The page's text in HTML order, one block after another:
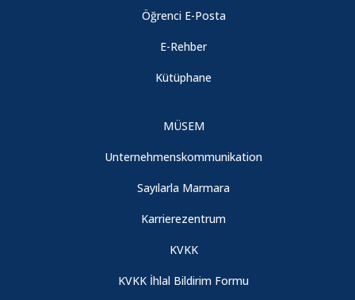
Öğrenci E-Posta
E-Rehber
Kütüphane
MÜSEM
Unternehmenskommunikation
Sayılarla Marmara
Karrierezentrum
KVKK
KVKK İhlal Bildirim Formu